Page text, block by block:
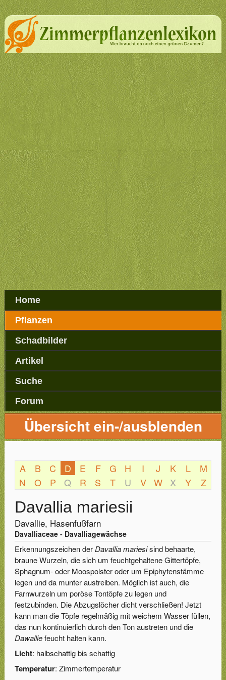
Home
Pflanzen
Schadbilder
Artikel
Suche
Forum
Übersicht ein-/ausblenden
A B C D E F G H I J K L
M
N
O P Q R S T U V W X Y Z
Davallia mariesii
Davallie, Hasenfußfarn
Davalliaceae - Davalliagewächse
Erkennungszeichen der Davallia mariesisind behaarte,
braune Wurzeln, die sich um feuchtgehaltene Gittertöpfe,
Sphagnum- oder Moospolster oder um Epiphytenstämme
legen und da munter austreiben. Möglich ist auch, die
Farnwurzeln um poröse Tontöpfe zu legen und
festzubinden. Die Abzugslöcher dicht verschließen! Jetzt
kann man die Töpfe regelmäßig mit weichem Wasser füllen,
das nun kontinuierlich durch den Ton austreten und die
Dawalliefeucht halten kann.
Licht: halbschattig bis schattig
Temperatur: Zimmertemperatur